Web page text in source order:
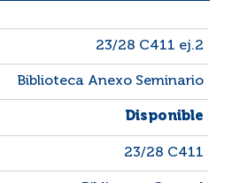
23/28 C411 ej.2
Biblioteca Anexo Seminario
Disponible
23/28 C411